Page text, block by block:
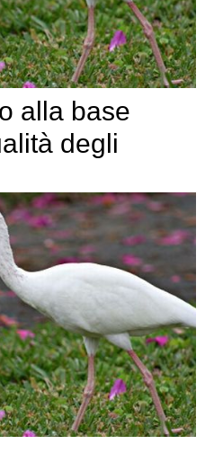
alla base
degli